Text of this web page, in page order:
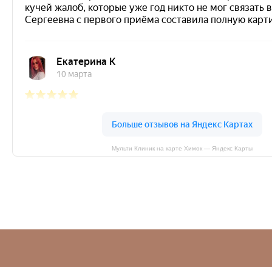
Мульти Клиник на карте Химок — Яндекс Карты